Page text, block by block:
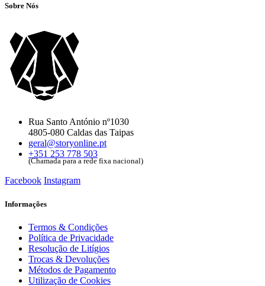
Sobre Nós
Rua Santo António nº1030
4805-080 Caldas das Taipas
geral@storyonline.pt
+351 253 778 503
(Chamada para a rede fixa nacional)
Facebook Instagram
Informações
Termos & Condições
Política de Privacidade
Resolução de Litígios
Trocas & Devoluções
Métodos de Pagamento
Utilização de Cookies